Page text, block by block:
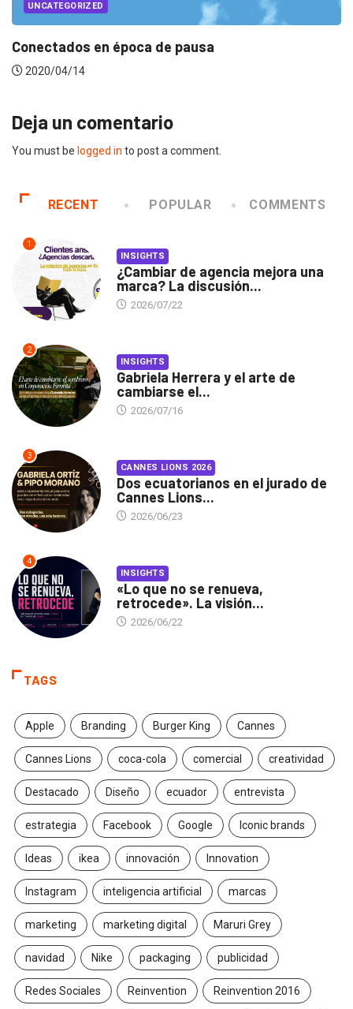
UNCATEGORIZED
Music mood en tiempos de home office
2020/04/07
Deja un comentario
You must be logged in to post a comment.
RECENT POPULAR COMMENTS
1
INSIGHTS
¿Cambiar de agencia mejora una
marca? La discusión...
2026/07/22
2
INSIGHTS
Gabriela Herrera y el arte de
cambiarse el...
2026/07/16
3
CANNES LIONS 2026
Dos ecuatorianos en el jurado de
Cannes Lions...
2026/06/23
4
INSIGHTS
«Lo que no se renueva,
retrocede». La visión...
2026/06/22
TAGS
Apple Branding Burger King Cannes
Cannes Lions coca-cola comercial creatividad
Destacado Diseño ecuador entrevista
estrategia Facebook Google Iconic brands
Ideas ikea innovación Innovation
Instagram inteligencia artificial marcas
marketing marketing digital Maruri Grey
navidad Nike packaging publicidad
Redes Sociales Reinvention Reinvention 2016